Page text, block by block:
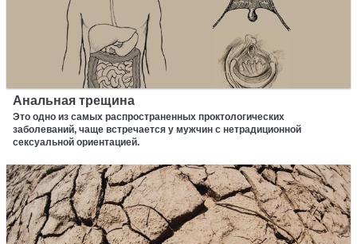
Анальная трещина
Это одно из самых распространенных проктологических
заболеваний, чаще встречается у мужчин с нетрадиционной
сексуальной ориентацией.